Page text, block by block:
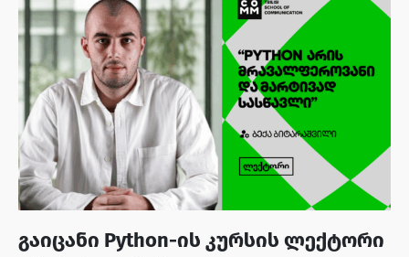
გაიცანი Python-ის კურსის ლექტორი